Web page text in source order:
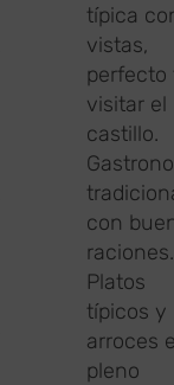
típica
vistas,
perfecto
visitar el
castillo.
con
raciones.
Platos
típicos y
arroces
pleno